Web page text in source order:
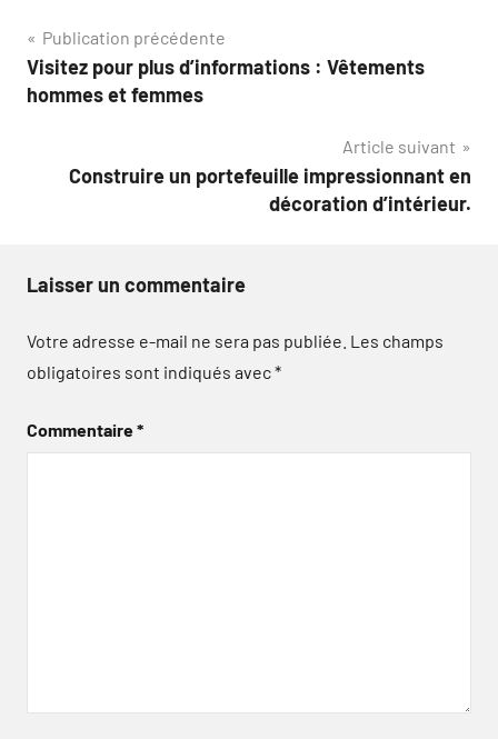
Navigation
de
Publication précédente
Visitez pour plus d’informations : Vêtements
hommes et femmes
Article suivant
Construire un portefeuille impressionnant en
décoration d’intérieur.
Laisser un commentaire
Votre adresse e-mail ne sera pas publiée. Les champs
obligatoires sont indiqués avec*
Commentaire*